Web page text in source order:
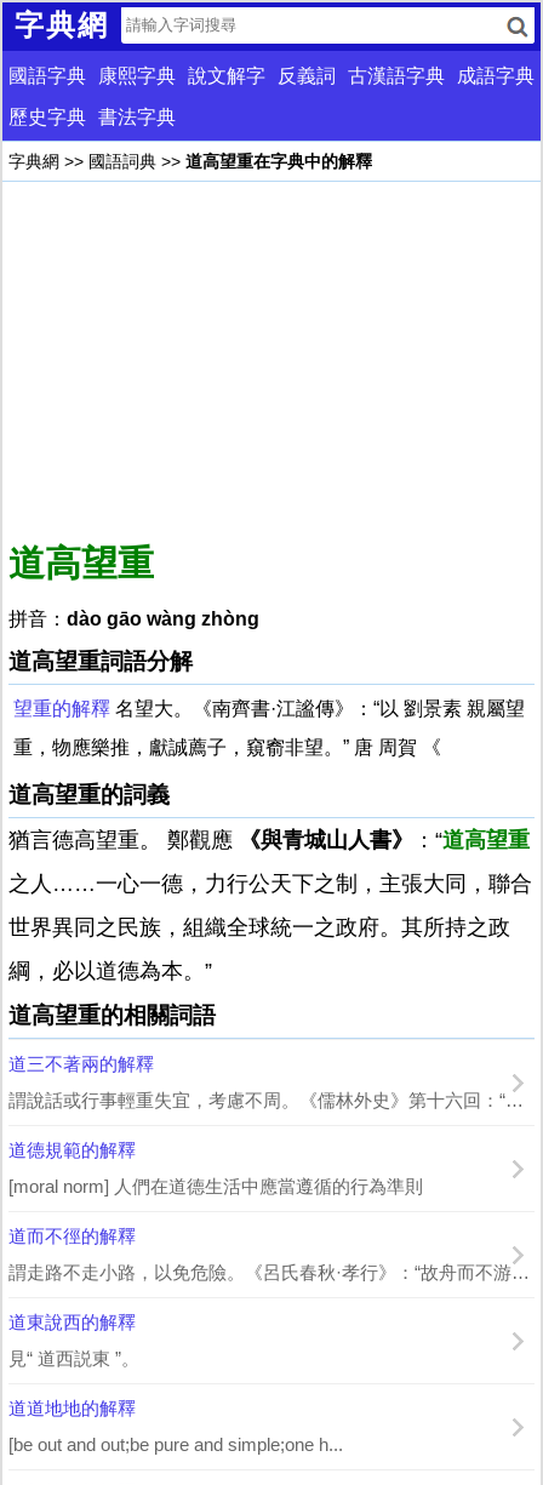
字典網
國語字典 康熙字典 說文解字 反義詞 古漢語字典
成語字典
歷史字典 書法字典
字典網 >> 國語詞典 >> 道高望重在字典中的解釋
道高望重
拼音： dào gāo wàng zhòng
道高望重詞語分解
望重的解釋 名望大。《南齊書·江謐傳》：“以 劉景素 親屬望
重，物應樂推，獻誠薦子，窺窬非望。” 唐 周賀 《
道高望重的詞義
猶言德高望重。 鄭觀應 《與青城山人書》 ：“道高望重
之人……一心一德，力行公天下之制，主張大同，聯合
世界異同之民族，組織全球統一之政府。其所持之政
綱，必以道德為本。”
道高望重的相關詞語
道三不著兩的解釋
謂說話或行事輕重失宜，考慮不周。《儒林外史》第十六回：“你哥又沒中用，説了幾句道...
道德規範的解釋
[moral norm] 人們在道德生活中應當遵循的行為準則
道而不徑的解釋
謂走路不走小路，以免危險。《呂氏春秋·孝行》：“故舟而不游，道而不徑，能全支體...
道東說西的解釋
見“ 道西説東 ”。
道道地地的解釋
[be out and out;be pure and simple;one h...